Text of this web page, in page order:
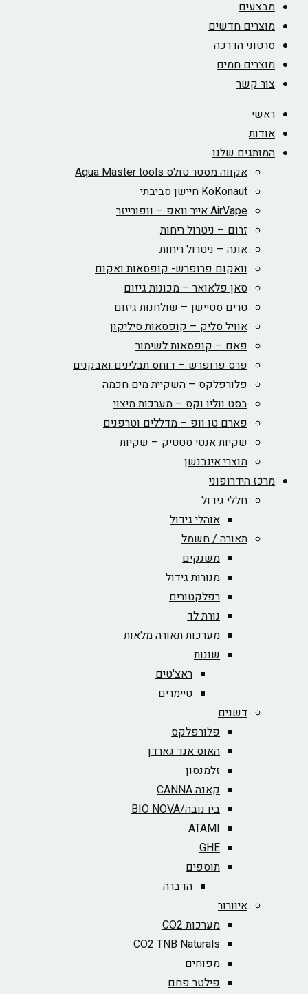
מבצעים
מוצרים חדשים
סרטוני הדרכה
מוצרים חמים
צור קשר
ראשי
אודות
המותגים שלנו
אקווה מסטר טולס Aqua Master tools
KoKonaut חיישן סביבתי
AirVape אייר וואפ – וופורייזר
זרום – ניטרול ריחות
אונה – ניטרול ריחות
וואקום פרופרש- קופסאות ואקום
סאן פלאואר – מכונות גיזום
טרים סטיישן – שולחנות גיזום
אוויל סליק – קופסאות סיליקון
פאם – קופסאות לשימור
פרס פרופרש – דוחס תבלינים ואבקנים
פלורפלקס – השקיית מים חכמה
בסט ווליו וקס – מערכות מיצוי
פארם טו וופ – מדללים וטרפנים
שקיות אנטי סטטיק – שקיות
מוצרי אינבנשן
מרכז הידרופוני
חללי גידול
אוהלי גידול
תאורה / חשמל
משנקים
מנורות גידול
רפלקטורים
נורת לד
מערכות תאורה מלאות
שונות
ראצ'טים
טיימרים
דשנים
פלורפלקס
האוס אנד גארדן
זלמנסון
קאנה CANNA
ביו נובה/BIO NOVA‏
ATAMI
GHE
תוספים
הדברה
איוורור
מערכות CO2
CO2 TNB Naturals
מפוחים
פילטר פחם